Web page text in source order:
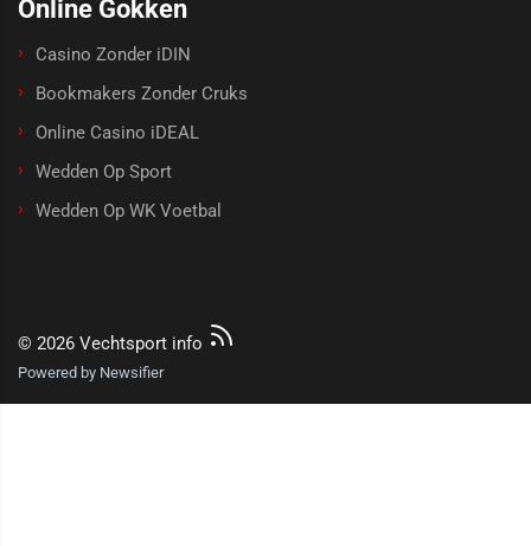
Online Gokken
Casino Zonder iDIN
Bookmakers Zonder Cruks
Online Casino iDEAL
Wedden Op Sport
Wedden Op WK Voetbal
© 2026 Vechtsport info
Powered by Newsifier